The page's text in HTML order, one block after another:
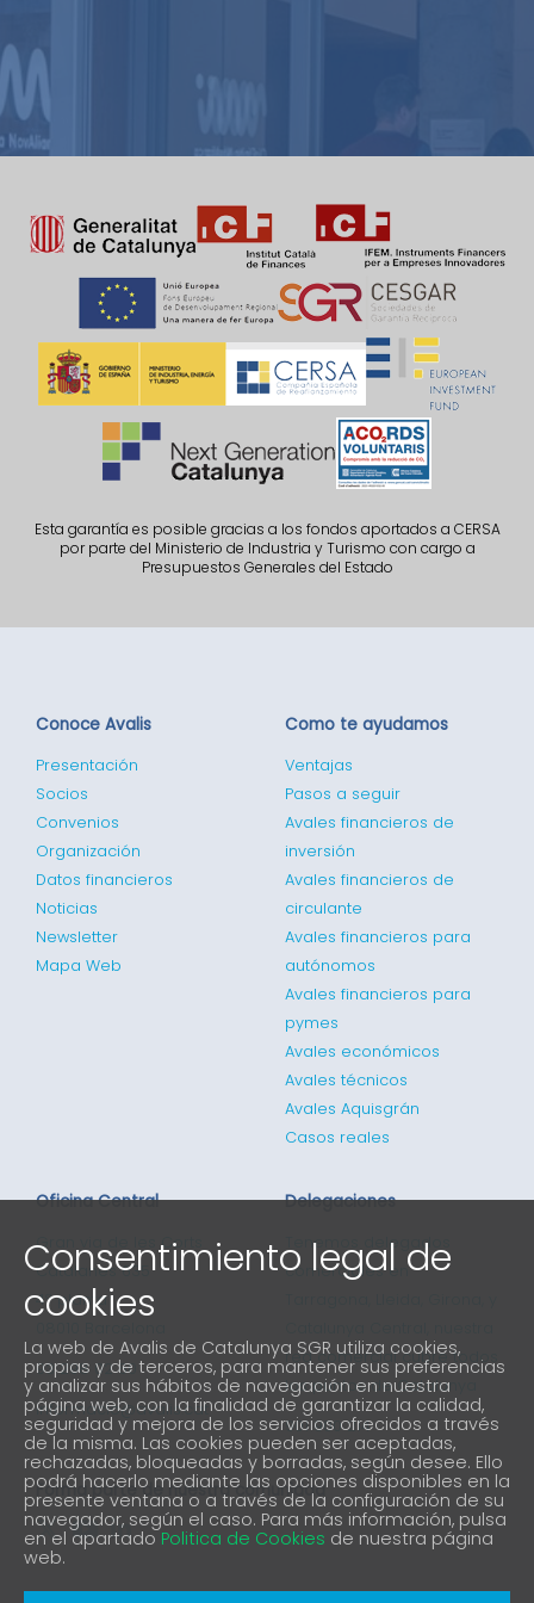
Esta garantía es posible gracias a los fondos aportados a CERSA
por parte del Ministerio de Industria y Turismo con cargo a
Presupuestos Generales del Estado
Conoce Avalis
Presentación
Socios
Convenios
Organización
Datos financieros
Noticias
Newsletter
Mapa Web
Como te ayudamos
Ventajas
Pasos a seguir
Avales financieros de
inversión
Avales financieros de
circulante
Avales financieros para
autónomos
Avales financieros para
pymes
Avales económicos
Avales técnicos
Avales Aquisgrán
Casos reales
Oficina Central
Gran via de les Corts
Catalanes 635
4ª planta
93 298 02 60
informacio@avalis.cat
Delegaciones
Tenemos delegados
comerciales en
red comercial cubre todos
los puntos de Catalunya
901 900 214
Forma parte de nuestra comunidad
Consentimiento legal de
cookies
La web de Avalis de Catalunya SGR utiliza cookies,
propias y de terceros, para mantener sus preferencias
y analizar sus hábitos de navegación en nuestra
página web, con la finalidad de garantizar la calidad,
seguridad y mejora de los servicios ofrecidos a través
de la misma. Las cookies pueden ser aceptadas,
rechazadas, bloqueadas y borradas, según desee. Ello
podrá hacerlo mediante las opciones disponibles en la
presente ventana o a través de la configuración de su
navegador, según el caso. Para más información, pulsa
en el apartado Politica de Cookies de nuestra página
web.